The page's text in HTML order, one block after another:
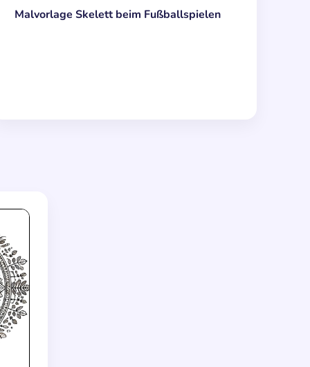
Malvorlage Skelett beim Fußballspielen